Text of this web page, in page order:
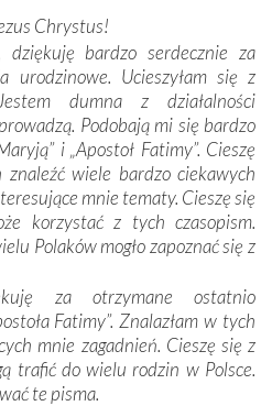
się, że Maryja swoją opieką
lecz wszystkie nacje, które
każdą osobę, która zawierza
historia wierności Bogu i
Trudne momenty w
i zbiorowym, przypominają o
o własną duszę i o łaskę
przynosi pomyślność –
Odstępstwo owocuje
Te uniwersalne prawdy
słuchaliśmy opowieści
monarchach i wodzach,
losach grzesznych
Chrystus!
dziękuję bardzo serdecznie za
urodzinowe. Ucieszyłam się z
dumna z działalności
Podobają mi się bardzo
i „Apostoł Fatimy”. Cieszę
wiele bardzo ciekawych
mnie tematy. Cieszę się
korzystać z tych czasopism.
Polaków mogło zapoznać się z
za otrzymane ostatnio
Fatimy”. Znalazłam w tych
mnie zagadnień. Cieszę się z
trafić do wielu rodzin w Polsce.
te pisma.